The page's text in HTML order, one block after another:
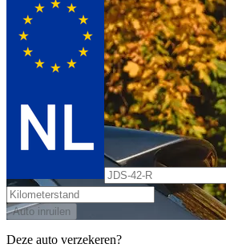
Auto inruilen
Deze auto verzekeren?